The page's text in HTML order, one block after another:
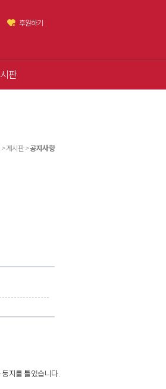
후원하기
판
게시판 >공지사항
지를 틀었습니다.